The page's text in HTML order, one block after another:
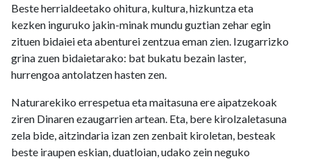
Beste herrialdeetako ohitura, kultura, hizkuntza eta
kezken inguruko jakin-minak mundu guztian zehar egin
zituen bidaiei eta abenturei zentzua eman zien. Izugarrizko
grina zuen bidaietarako: bat bukatu bezain laster,
hurrengoa antolatzen hasten zen.
Naturarekiko errespetua eta maitasuna ere aipatzekoak
ziren Dinaren ezaugarrien artean. Eta, bere kirolzaletasuna
zela bide, aitzindaria izan zen zenbait kiroletan, besteak
beste iraupen eskian, duatloian, udako zein neguko